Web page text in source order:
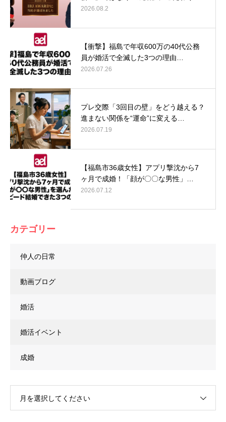
2026.08.2
【衝撃】福島で年収600万の40代公務
員が婚活で全滅した3つの理由…
2026.07.26
プレ交際「3回目の壁」をどう越える？
進まない関係を“運命”に変える…
2026.07.19
【福島市36歳女性】アプリ撃沈から7
ヶ月で成婚！「顔が〇〇な男性」…
2026.07.12
カテゴリー
仲人の日常
動画ブログ
婚活
婚活イベント
成婚
月を選択してください